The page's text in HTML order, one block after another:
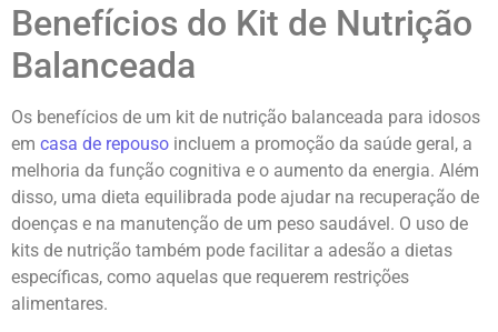
Benefícios do Kit de Nutrição
Balanceada
Os benefícios de um kit de nutrição balanceada para idosos
em casa de repouso incluem a promoção da saúde geral, a
melhoria da função cognitiva e o aumento da energia. Além
disso, uma dieta equilibrada pode ajudar na recuperação de
doenças e na manutenção de um peso saudável. O uso de
kits de nutrição também pode facilitar a adesão a dietas
específicas, como aquelas que requerem restrições
alimentares.